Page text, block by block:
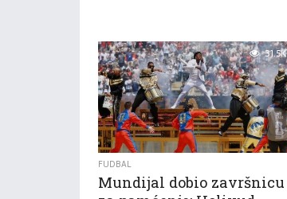
31.5K
FUDBAL
Mundijal dobio završnicu